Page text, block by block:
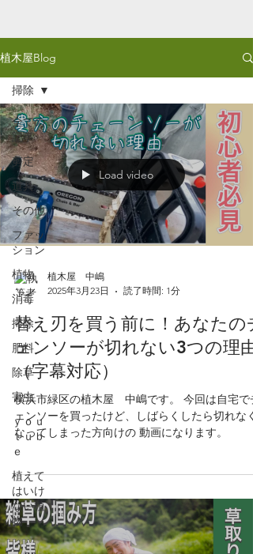
植木屋Blog
全ての
記事
剪定
道具
その他
ファッ
ション
植物
消毒
掃除
肥料
除草
害虫
ｙｏｕ
ｔｕｂ
ｅ
植えて
はいけ
ない植
物
掃除
Load video
植木屋 中嶋
2025年3月23日
読了時間: 1分
替え刃を買う前に！あなたの
ェンソーが切れない3つの理由
（字幕対応）
横浜市緑区の植木屋 中嶋です。 今回は自宅でチ
ェンソーを買ったけど、しばらくしたら切れなく
なってしまった方向けの 動画になります。